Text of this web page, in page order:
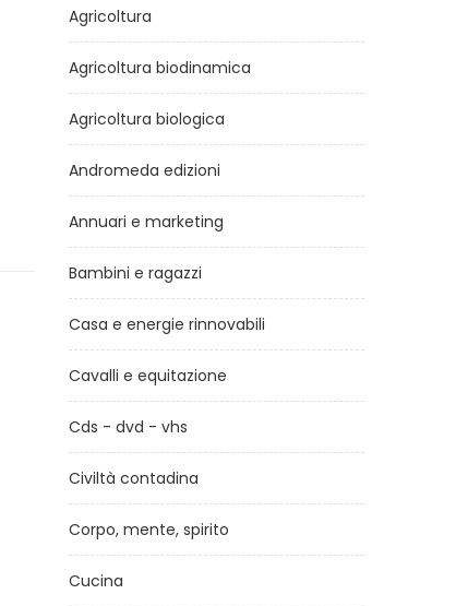
Agricoltura
Agricoltura biodinamica
Agricoltura biologica
Andromeda edizioni
Annuari e marketing
Bambini e ragazzi
Casa e energie rinnovabili
Cavalli e equitazione
Cds - dvd - vhs
Civiltà contadina
Corpo, mente, spirito
Cucina